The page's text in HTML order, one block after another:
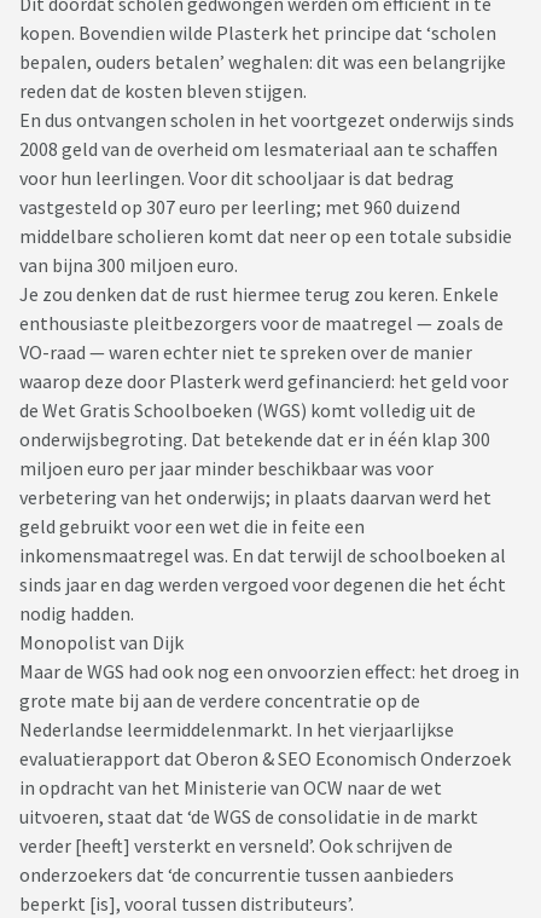
kopen. Bovendien wilde Plasterk het principe dat ‘scholen
bepalen, ouders betalen’ weghalen: dit was een belangrijke
reden dat de kosten bleven stijgen.
En dus ontvangen scholen in het voortgezet onderwijs sinds
2008 geld van de overheid om lesmateriaal aan te schaffen
voor hun leerlingen. Voor dit schooljaar is dat bedrag
vastgesteld op 307 euro per leerling; met 960 duizend
middelbare scholieren komt dat neer op een totale subsidie
van bijna 300 miljoen euro.
Je zou denken dat de rust hiermee terug zou keren. Enkele
enthousiaste pleitbezorgers voor de maatregel — zoals de
VO-raad — waren echter niet te spreken over de manier
waarop deze door Plasterk werd gefinancierd: het geld voor
de Wet Gratis Schoolboeken (WGS) komt volledig uit de
onderwijsbegroting. Dat betekende dat er in één klap 300
miljoen euro per jaar minder beschikbaar was voor
verbetering van het onderwijs; in plaats daarvan werd het
geld gebruikt voor een wet die in feite een
inkomensmaatregel was. En dat terwijl de schoolboeken al
sinds jaar en dag werden vergoed voor degenen die het écht
nodig hadden.
Monopolist van Dijk
Maar de WGS had ook nog een onvoorzien effect: het droeg in
grote mate bij aan de verdere concentratie op de
Nederlandse leermiddelenmarkt. In het vierjaarlijkse
evaluatierapport dat Oberon & SEO Economisch Onderzoek
in opdracht van het Ministerie van OCW naar de wet
uitvoeren, staat dat ‘de WGS de consolidatie in de markt
verder [heeft] versterkt en versneld’. Ook schrijven de
onderzoekers dat ‘de concurrentie tussen aanbieders
beperkt [is], vooral tussen distributeurs’.